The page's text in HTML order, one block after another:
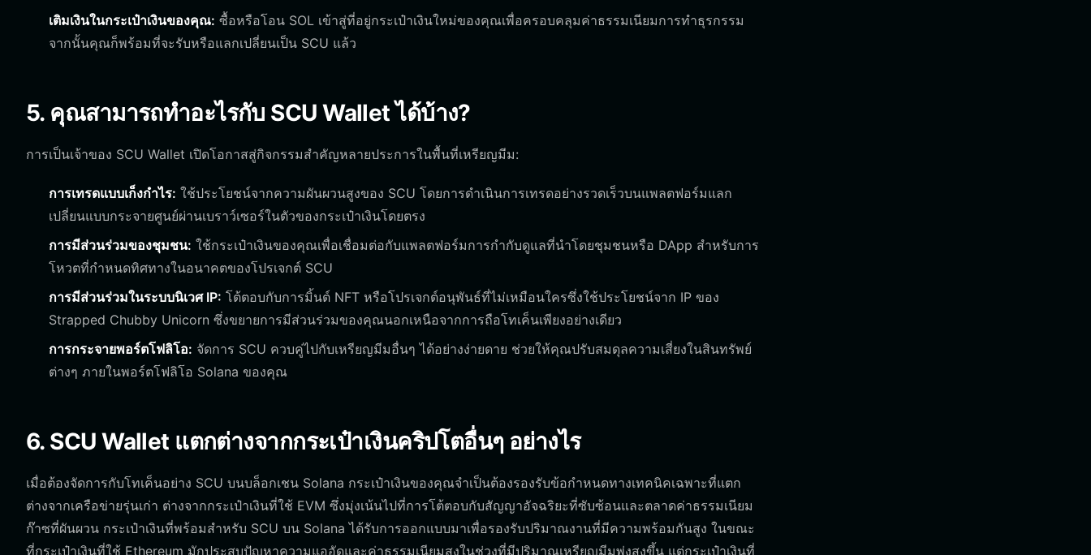
เติมเงินในกระเป๋าเงินของคุณ: ซื้อหรือโอน SOL เข้าสู่ที่อยู่กระเป๋าเงินใหม่ของคุณเพื่อครอบคลุมค่าธรรมเนียมการทำธุรกรรม
จากนั้นคุณก็พร้อมที่จะรับหรือแลกเปลี่ยนเป็น SCU แล้ว
5. คุณสามารถทำอะไรกับ SCU Wallet ได้บ้าง?
การเป็นเจ้าของ SCU Wallet เปิดโอกาสสู่กิจกรรมสำคัญหลายประการในพื้นที่เหรียญมีม:
การเทรดแบบเก็งกำไร: ใช้ประโยชน์จากความผันผวนสูงของ SCU โดยการดำเนินการเทรดอย่างรวดเร็วบนแพลตฟอร์มแลก
เปลี่ยนแบบกระจายศูนย์ผ่านเบราว์เซอร์ในตัวของกระเป๋าเงินโดยตรง
การมีส่วนร่วมของชุมชน: ใช้กระเป๋าเงินของคุณเพื่อเชื่อมต่อกับแพลตฟอร์มการกำกับดูแลที่นำโดยชุมชนหรือ DApp สำหรับการ
โหวตที่กำหนดทิศทางในอนาคตของโปรเจกต์ SCU
การมีส่วนร่วมในระบบนิเวศ IP: โต้ตอบกับการมิ้นต์ NFT หรือโปรเจกต์อนุพันธ์ที่ไม่เหมือนใครซึ่งใช้ประโยชน์จาก IP ของ
Strapped Chubby Unicorn ซึ่งขยายการมีส่วนร่วมของคุณนอกเหนือจากการถือโทเค็นเพียงอย่างเดียว
การกระจายพอร์ตโฟลิโอ: จัดการ SCU ควบคู่ไปกับเหรียญมีมอื่นๆ ได้อย่างง่ายดาย ช่วยให้คุณปรับสมดุลความเสี่ยงในสินทรัพย์
ต่างๆ ภายในพอร์ตโฟลิโอ Solana ของคุณ
6. SCU Wallet แตกต่างจากกระเป๋าเงินคริปโตอื่นๆ อย่างไร
เมื่อต้องจัดการกับโทเค็นอย่าง SCU บนบล็อกเชน Solana กระเป๋าเงินของคุณจำเป็นต้องรองรับข้อกำหนดทางเทคนิคเฉพาะที่แตก
ต่างจากเครือข่ายรุ่นเก่า ต่างจากกระเป๋าเงินที่ใช้ EVM ซึ่งมุ่งเน้นไปที่การโต้ตอบกับสัญญาอัจฉริยะที่ซับซ้อนและตลาดค่าธรรมเนียม
ก๊าซที่ผันผวน กระเป๋าเงินที่พร้อมสำหรับ SCU บน Solana ได้รับการออกแบบมาเพื่อรองรับปริมาณงานที่มีความพร้อมกันสูง ในขณะ
ที่กระเป๋าเงินที่ใช้ Ethereum มักประสบปัญหาความแออัดและค่าธรรมเนียมสูงในช่วงที่มีปริมาณเหรียญมีมพุ่งสูงขึ้น แต่กระเป๋าเงินที่